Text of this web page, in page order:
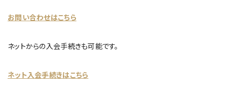
お問い合わせはこちら
ネットからの入会手続きも可能です。
ネット入会手続きはこちら